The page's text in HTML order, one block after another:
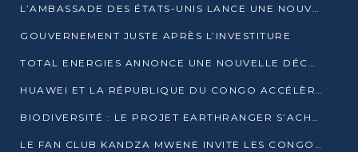
L’AMBASSADE DES ÉTATS-UNIS LANCE UNE NOUVELLE COHORTE DU PROGRAMME ACCESS MICRO-SCHOLARSHIP
GOUVERNEMENT JUSTE APRÈS L’INVESTITURE
TOTAL ENERGIES ANNONCE UNE NOUVELLE DÉCOUVERTE D’HYDROCARBURES SUR LE PERMIS MOHO AU LARGE DU CONGO
HUAWEI ET LA RÉPUBLIQUE DU CONGO ACCÉLÈRENT LEUR PARTENARIAT
BIODIVERSITÉ : LE PROJET EARTHRANGER S’ACHÈVE, MAIS LES DÉFIS DEMEURENT
LE FAN CLUB KANDZA MWENE INVITE LES CONGOLAIS À UNE FORTE AFFLUENCE AU STADE DE KINTÉLÉ